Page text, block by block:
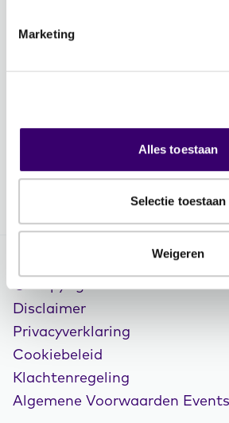
Marketing
Alles toestaan
Selectie toestaan
Weigeren
Veelgestelde vragen
Volg FFP
© Copyright 2026 FFP
Disclaimer
Privacyverklaring
Cookiebeleid
Klachtenregeling
Algemene Voorwaarden Events